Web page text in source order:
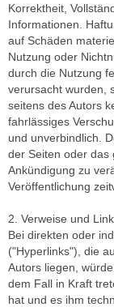
Korrektheit,
Informationen.
auf Schäden
Nutzung oder
durch die Nutzung
verursacht wurden,
seitens des Autors
fahrlässiges
und unverbindlich.
der Seiten oder das
Ankündigung zu
Veröffentlichung
2. Verweise und
Bei direkten oder
("Hyperlinks"), die
Autors liegen,
dem Fall in Kraft
hat und es ihm